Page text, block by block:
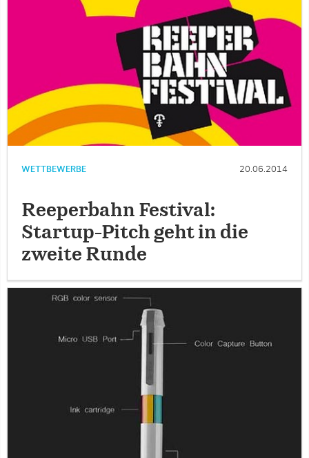
WETTBEWERBE 20.06.2014
Reeperbahn Festival:
Startup-Pitch geht in die
zweite Runde